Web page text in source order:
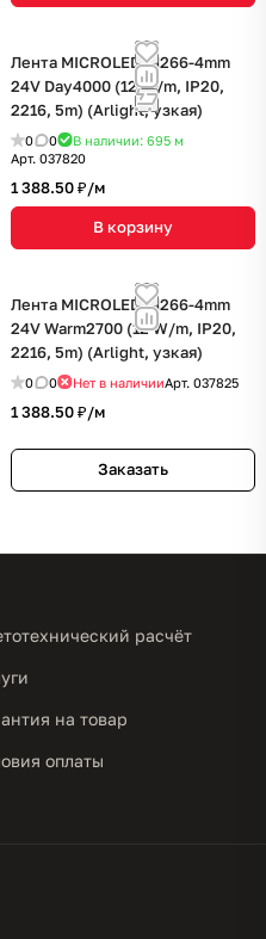
Лента MICROLED-M266-4mm
24V Day4000 (12 W/m, IP20,
2216, 5m) (Arlight, узкая)
0 0 В наличии: 695 м
Арт. 037820
1 388.50 ₽/м
В корзину
Лента MICROLED-M266-4mm
24V Warm2700 (12 W/m, IP20,
2216, 5m) (Arlight, узкая)
0 0 Нет в наличииАрт. 037825
1 388.50 ₽/м
Заказать
расчёт
на товар
оплаты